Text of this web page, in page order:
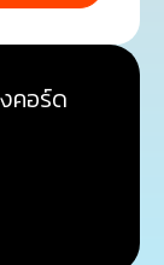
คอร์ด